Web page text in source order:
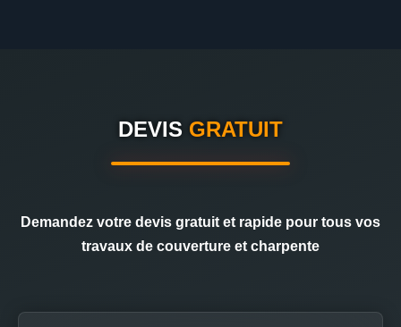
DEVIS GRATUIT
Demandez votre devis gratuit et rapide pour tous vos
travaux de couverture et charpente